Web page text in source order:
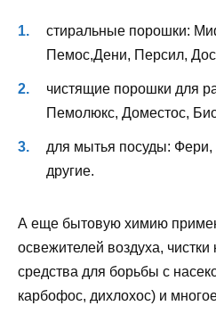
стиральные порошки:
Пемос,Дени, Персил,
чистящие порошки для
Пемолюкс, Доместос,
для мытья посуды:
другие.
А еще бытовую химию
освежителей воздуха,
средства для борьбы с
карбофос, дихлохос) и